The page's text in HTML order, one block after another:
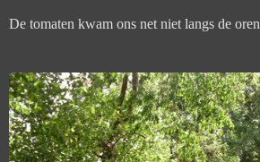
De tomaten kwam ons net niet langs de oren